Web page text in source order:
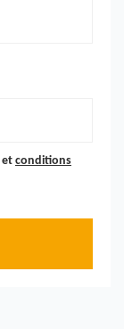
et conditions